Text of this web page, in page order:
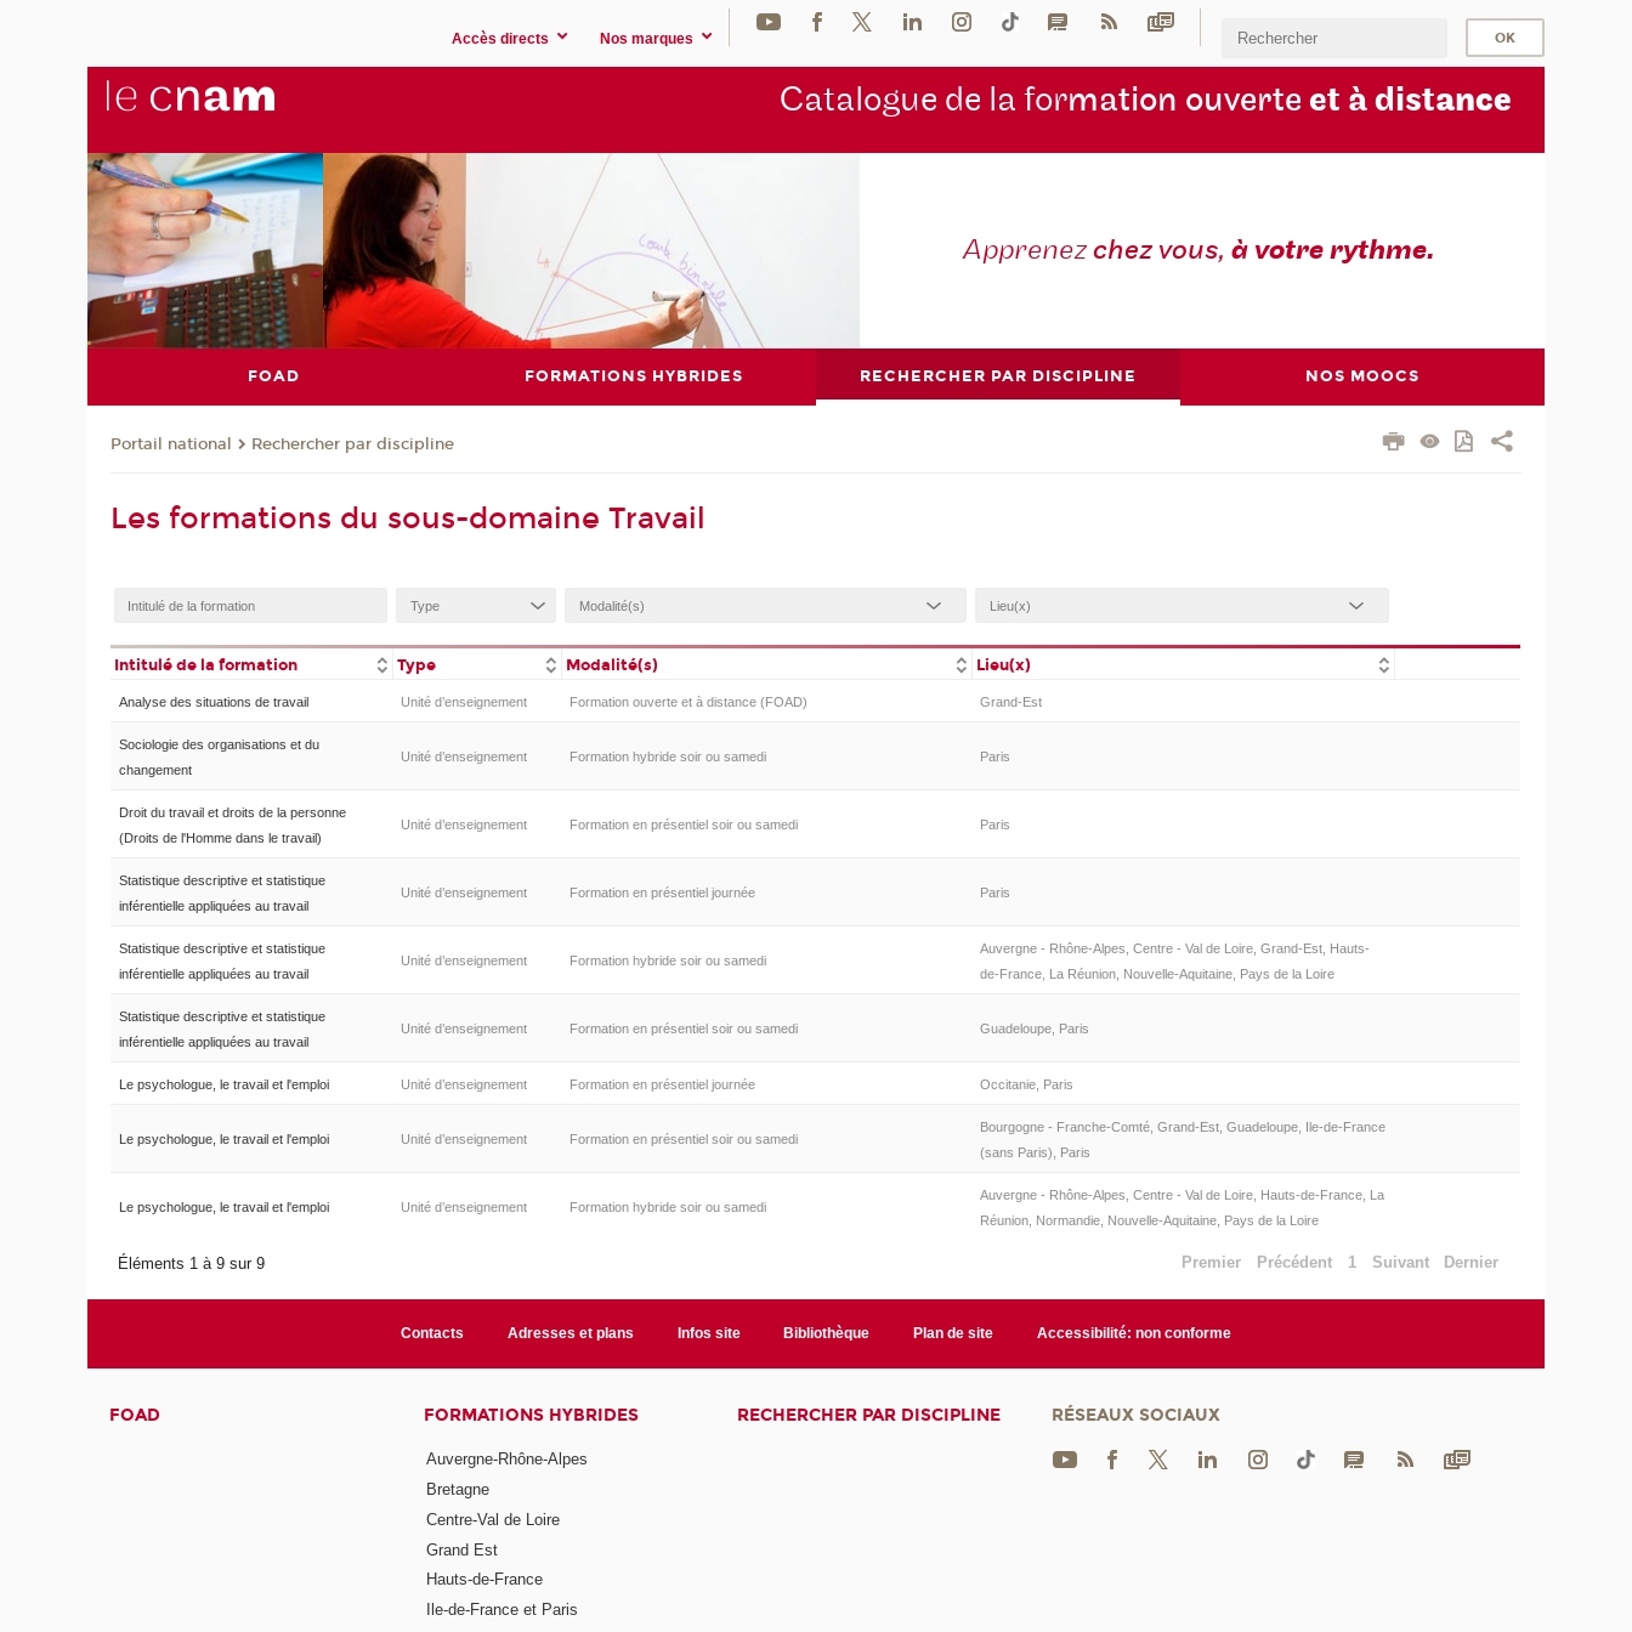
Accès directs Nos marques
Catalogue de la formation ouverte et à distance
Apprenezchez vous, à votre rythme.
FOAD FORMATIONS HYBRIDES RECHERCHER PAR DISCIPLINE NOS MOOCS
Portail national Rechercher par discipline
Les formations du sous-domaine Travail
Intitulé de la formation Type Modalité(s) Lieu(x)
Analyse des situations de travail Unité d’enseignement Formation ouverte et à distance (FOAD) Grand-Est
Sociologie des organisations et du
changement
Unité d’enseignement Formation hybride soir ou samedi Paris
Droit du travail et droits de la personne
(Droits de l'Homme dans le travail)
Unité d’enseignement Formation en présentiel soir ou samedi Paris
Statistique descriptive et statistique
inférentielle appliquées au travail
Unité d’enseignement Formation en présentiel journée Paris
Statistique descriptive et statistique
inférentielle appliquées au travail
Unité d’enseignement Formation hybride soir ou samedi
Auvergne - Rhône-Alpes, Centre - Val de Loire, Grand-Est, Hauts-
de-France, La Réunion, Nouvelle-Aquitaine, Pays de la Loire
Statistique descriptive et statistique
inférentielle appliquées au travail
Unité d’enseignement Formation en présentiel soir ou samedi Guadeloupe, Paris
Le psychologue, le travail et l'emploi Unité d’enseignement Formation en présentiel journée Occitanie, Paris
Le psychologue, le travail et l'emploi Unité d’enseignement Formation en présentiel soir ou samedi
Bourgogne - Franche-Comté, Grand-Est, Guadeloupe, Ile-de-France
(sans Paris), Paris
Le psychologue, le travail et l'emploi Unité d’enseignement Formation hybride soir ou samedi
Auvergne - Rhône-Alpes, Centre - Val de Loire, Hauts-de-France, La
Réunion, Normandie, Nouvelle-Aquitaine, Pays de la Loire
Éléments 1 à 9 sur 9 Premier Précédent 1 Suivant Dernier
Contacts Adresses et plans Infos site Bibliothèque Plan de site Accessibilité: non conforme
FOAD FORMATIONS HYBRIDES
Auvergne-Rhône-Alpes
Bretagne
Centre-Val de Loire
Grand Est
Hauts-de-France
Ile-de-France et Paris
RECHERCHER PAR DISCIPLINE RÉSEAUX SOCIAUX